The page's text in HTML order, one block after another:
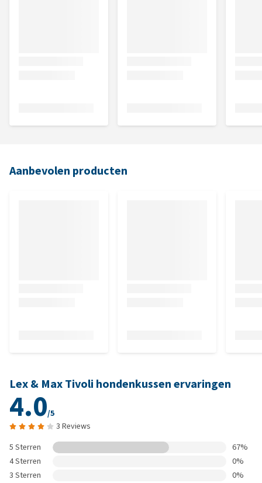
Aanbevolen producten
Lex & Max Tivoli hondenkussen ervaringen
4.0/5
3 Reviews
5 Sterren
67%
4 Sterren
0%
3 Sterren
0%